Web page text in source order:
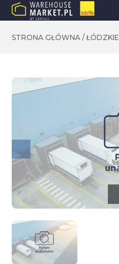
STRONA GŁÓWNA / ŁÓDZKIE